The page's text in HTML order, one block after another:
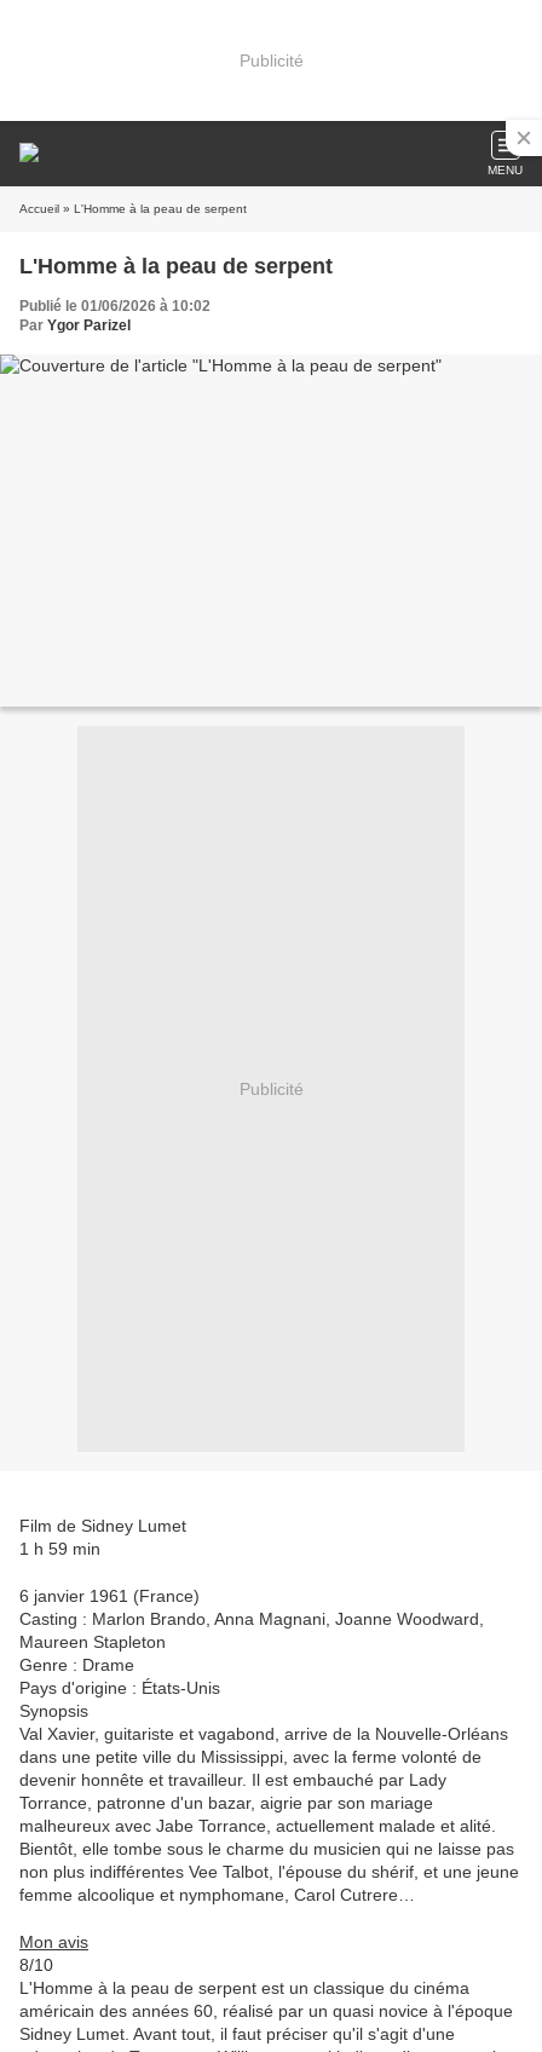
Publicité
MENU
Accueil » L'Homme à la peau de serpent
L'Homme à la peau de serpent
Publié le 01/06/2026 à 10:02
Par Ygor Parizel
Publicité
Film de Sidney Lumet
1 h 59 min
6 janvier 1961 (France)
Casting : Marlon Brando, Anna Magnani, Joanne Woodward,
Maureen Stapleton
Genre : Drame
Pays d'origine : États-Unis
Synopsis
Val Xavier, guitariste et vagabond, arrive de la Nouvelle-Orléans
dans une petite ville du Mississippi, avec la ferme volonté de
devenir honnête et travailleur. Il est embauché par Lady
Torrance, patronne d'un bazar, aigrie par son mariage
malheureux avec Jabe Torrance, actuellement malade et alité.
Bientôt, elle tombe sous le charme du musicien qui ne laisse pas
non plus indifférentes Vee Talbot, l'épouse du shérif, et une jeune
femme alcoolique et nymphomane, Carol Cutrere…
Mon avis
8/10
L'Homme à la peau de serpent est un classique du cinéma
américain des années 60, réalisé par un quasi novice à l'époque
Sidney Lumet. Avant tout, il faut préciser qu'il s'agit d'une